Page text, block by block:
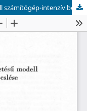
A h-eloszlású osztott késleltetésű modell számítógép-intenzív becslése